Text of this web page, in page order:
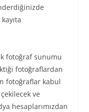
fotoğraf sunumu
fotoğraflardan
fotoğraflar kabul
ve
hesaplarımızdan